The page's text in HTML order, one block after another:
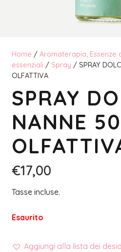
Home / Aromaterapia, Essenze
essenziali / Spray / SPRAY
OLFATTIVA
SPRAY
NANNE
€17,00
Tasse incluse.
Esaurito
Aggiungi alla lista dei